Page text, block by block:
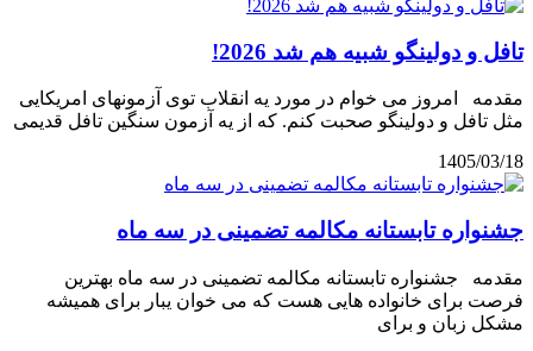
تافل و دولینگو شبیه هم شد 2026!
مقدمه امروز می خوام در مورد یه انقلاب توی آزمونهای امریکایی
مثل تافل و دولینگو صحبت کنم. که از یه آزمون سنگین تافل قدیمی
1405/03/18
جشنواره تابستانه مکالمه تضمینی در سه ماه
مقدمه جشنواره تابستانه مکالمه تضمینی در سه ماه بهترین
فرصت برای خانواده هایی هست که می خوان یبار برای همیشه
مشکل زبان و برای